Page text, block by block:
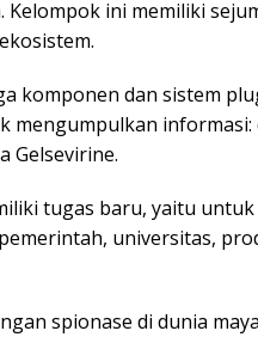
Kelompok ini memiliki
komponen dan sistem
mengumpulkan informasi:
Gelsevirine.
tugas baru, yaitu
universitas,
spionase di dunia